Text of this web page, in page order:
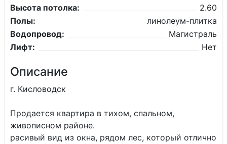
Высота потолка:
2.60
Полы:
линолеум-плитка
Водопровод:
Магистраль
Лифт:
Нет
Описание
г. Кисловодск
Продается квартира в тихом, спальном,
живописном районе.
расивый вид из окна, рядом лес, который отлично